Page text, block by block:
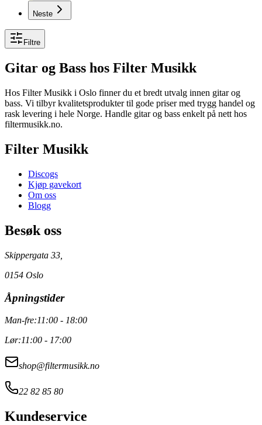
Neste
Filtre
Gitar og Bass hos Filter Musikk
Hos Filter Musikk i Oslo finner du et bredt utvalg innen gitar og
bass. Vi tilbyr kvalitetsprodukter til gode priser med trygg handel og
rask levering i hele Norge. Handle gitar og bass enkelt på nett hos
filtermusikk.no.
Filter Musikk
Discogs
Kjøp gavekort
Om oss
Blogg
Besøk oss
Skippergata 33,
0154 Oslo
Åpningstider
Man-fre:11:00 - 18:00
Lør:11:00 - 17:00
shop@filtermusikk.no
22 82 85 80
Kundeservice